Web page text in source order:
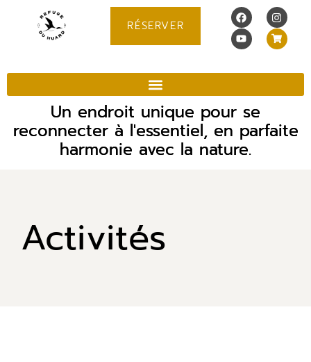
RÉSERVER
Un endroit unique pour se
reconnecter à l'essentiel, en parfaite
harmonie avec la nature.
Activités